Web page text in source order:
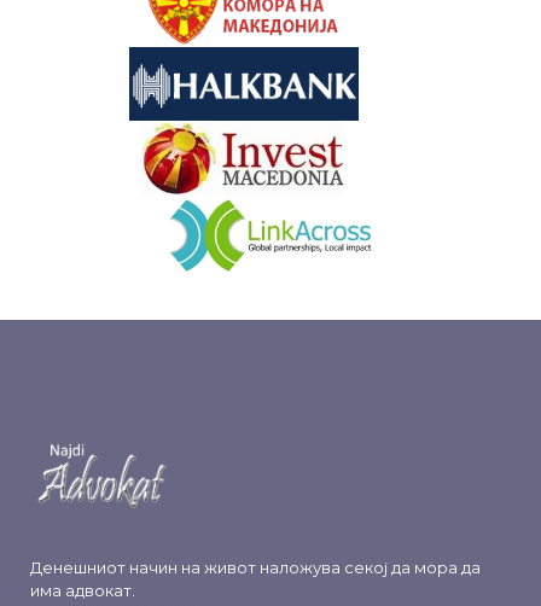
Денешниот начин на живот наложува секој да мора да
има адвокат.